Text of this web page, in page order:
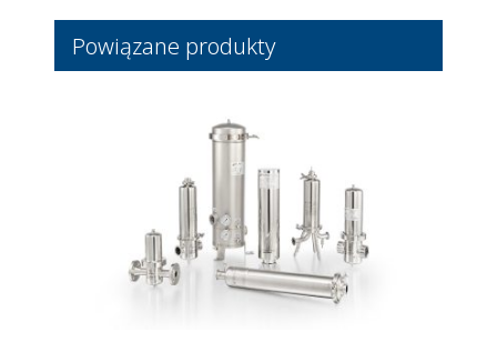
Powiązane produkty